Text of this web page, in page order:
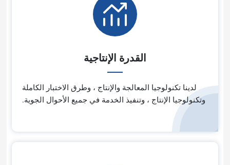
المعالجة والإنتاج ، وطرق الاختبار الكاملة
، وتنفيذ الخدمة في جميع الأحوال الجوية.